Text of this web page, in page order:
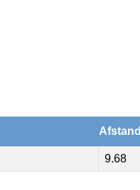
Afstand
9.68